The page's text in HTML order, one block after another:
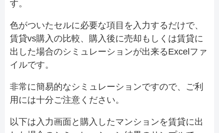
す。
色がついたセルに必要な項目を入力するだけで、
賃貸vs購入の比較、購入後に売却もしくは賃貸に
出した場合のシミュレーションが出来るExcelファ
イルです。
非常に簡易的なシミュレーションですので、ご利
用には十分ご注意ください。
以下は入力画面と購入したマンションを賃貸に出